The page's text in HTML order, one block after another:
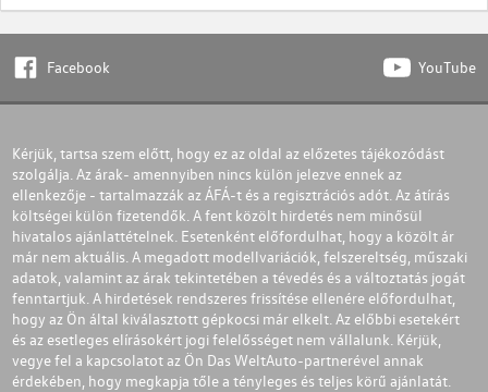
Facebook YouTube
Kérjük, tartsa szem előtt, hogy ez az oldal az előzetes tájékozódást
szolgálja. Az árak- amennyiben nincs külön jelezve ennek az
ellenkezője - tartalmazzák az ÁFÁ-t és a regisztrációs adót. Az átírás
költségei külön fizetendők. A fent közölt hirdetés nem minősül
hivatalos ajánlattételnek. Esetenként előfordulhat, hogy a közölt ár
már nem aktuális. A megadott modellvariációk, felszereltség, műszaki
adatok, valamint az árak tekintetében a tévedés és a változtatás jogát
fenntartjuk. A hirdetések rendszeres frissítése ellenére előfordulhat,
hogy az Ön által kiválasztott gépkocsi már elkelt. Az előbbi esetekért
és az esetleges elírásokért jogi felelősséget nem vállalunk. Kérjük,
vegye fel a kapcsolatot az Ön Das WeltAuto-partnerével annak
érdekében, hogy megkapja tőle a tényleges és teljes körű ajánlatát.